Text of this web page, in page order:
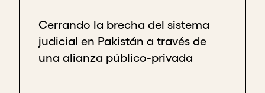
Cerrando la brecha del sistema
judicial en Pakistán a través de
una alianza público-privada